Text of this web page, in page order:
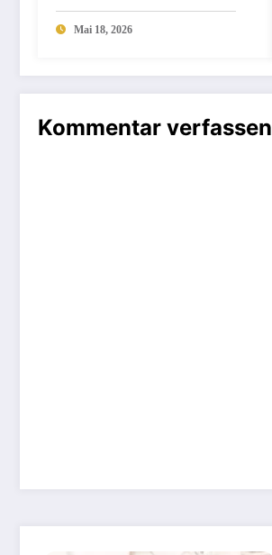
Mai 18, 2026
Kommentar verfassen